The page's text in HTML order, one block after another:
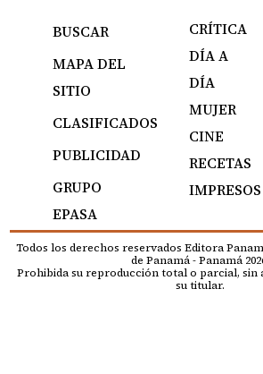
BUSCAR
MAPA DEL
SITIO
CLASIFICADOS
PUBLICIDAD
GRUPO
EPASA
CRÍTICA
DÍA A
DÍA
MUJER
CINE
RECETAS
IMPRESOS
Todos los derechos reservados Editora
de Panamá - Panamá
Prohibida su reproducción total o parcial, sin
su titular.